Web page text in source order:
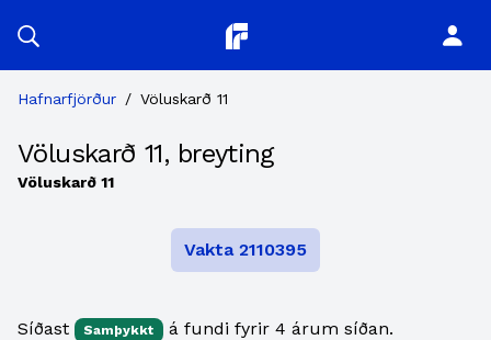
Planitor
Hafnarfjörður / Völuskarð 11
Völuskarð 11, breyting
Völuskarð 11
Vakta 2110395
Síðast Samþykkt á fundi fyrir 4 árum síðan.